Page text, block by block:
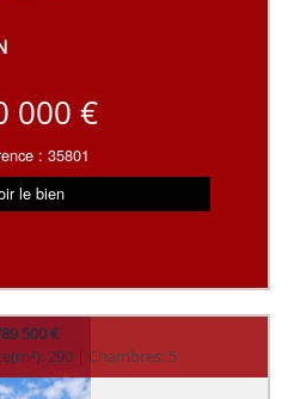
000 €
: 35801
le bien
500 €
290 | Chambres: 5